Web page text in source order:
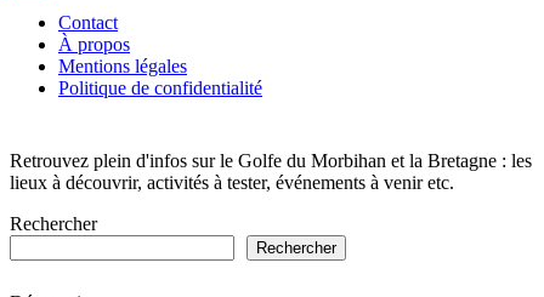
Channel
Contact
À propos
Mentions légales
Politique de confidentialité
Retrouvez plein d'infos sur le Golfe du Morbihan et la Bretagne : les
lieux à découvrir, activités à tester, événements à venir etc.
Rechercher
Rechercher